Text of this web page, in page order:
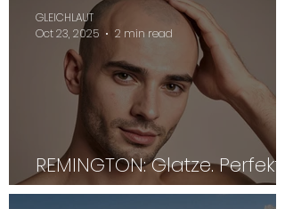
REMINGTON: Glatze. Perfekt.
Rasiert.
GLEICHLAUT
Oct 23, 2025
2 min read